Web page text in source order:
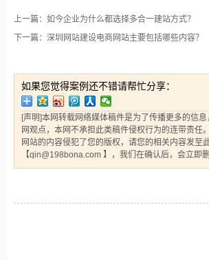
上一篇：如今企业为什么都选择多合一建站方式？
下一篇：深圳网站建设电商网站主要包括哪些内容？
如果您觉得案例还不错请帮忙分享：
[声明]本网转载网络媒体稿件是为了传播更多的信
网观点，本网不承担此类稿件侵权行为的连带责任
网站的内容侵犯了您的版权，请您的相关内容发至
【qin@198bona.com 】，我们在确认后，会立即